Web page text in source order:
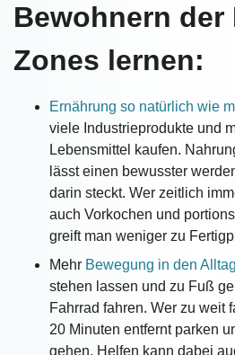
Bewohnern der
Zones lernen:
Ernährung so natürlich wie
viele Industrieprodukte und
Lebensmittel kaufen.
lässt einen bewusster
darin steckt. Wer zeitlich
auch Vorkochen und
greift man weniger zu
Mehr Bewegung in den Alltag
stehen lassen und zu Fuß
Fahrrad fahren. Wer zu weit
20 Minuten entfernt parken
gehen. Helfen kann dabei